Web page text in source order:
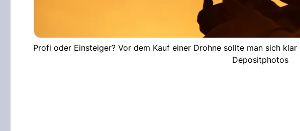
Profi oder Einsteiger? Vor dem Kauf einer Drohne sollte man sich
Depositphotos